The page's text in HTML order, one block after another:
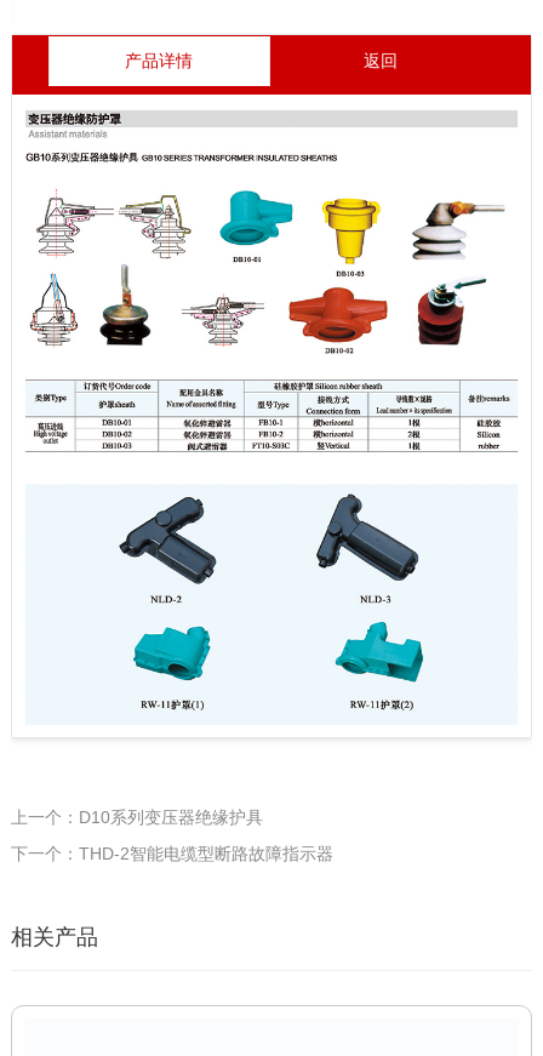
产品详情 返回
上一个：D10系列变压器绝缘护具
下一个：THD-2智能电缆型断路故障指示器
相关产品